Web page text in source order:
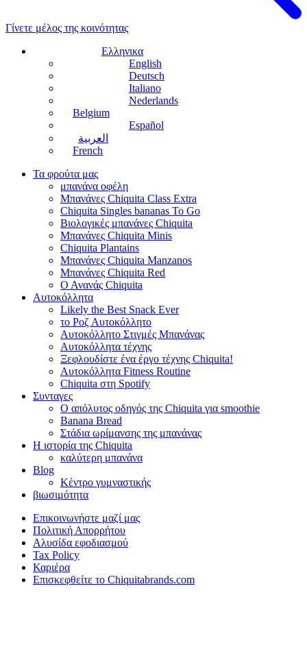
Γίνετε μέλος της κοινότητας
Ελληνικα
English
Deutsch
Italiano
Nederlands
Belgium
Español
العربية
French
Τα φρούτα μας
μπανάνα οφέλη
Μπανάνες Chiquita Class Extra
Chiquita Singles bananas To Go
Βιολογικές μπανάνες Chiquita
Μπανάνες Chiquita Minis
Chiquita Plantains
Μπανάνες Chiquita Manzanos
Μπανάνες Chiquita Red
Ο Ανανάς Chiquita
Αυτοκόλλητα
Likely the Best Snack Ever
το Ροζ Αυτοκόλλητο
Αυτοκόλλητο Στιγμές Μπανάνας
Αυτοκόλλητα τέχνης
Ξεφλουδίστε ένα έργο τέχνης Chiquita!
Αυτοκόλλητα Fitness Routine
Chiquita στη Spotify
Συνταγες
Ο απόλυτος οδηγός της Chiquita για smoothie
Banana Bread
Στάδια ωρίμανσης της μπανάνας
Η ιστορία της Chiquita
καλύτερη μπανάνα
Blog
Κέντρο γυμναστικής
βιωσιμότητα
Επικοινωνήστε μαζί μας
Πολιτική Απορρήτου
Αλυσίδα εφοδιασμού
Tax Policy
Καριέρα
Επισκεφθείτε το Chiquitabrands.com